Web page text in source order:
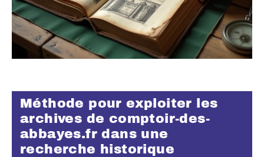
Méthode pour exploiter les
archives de comptoir-des-
abbayes.fr dans une
recherche historique